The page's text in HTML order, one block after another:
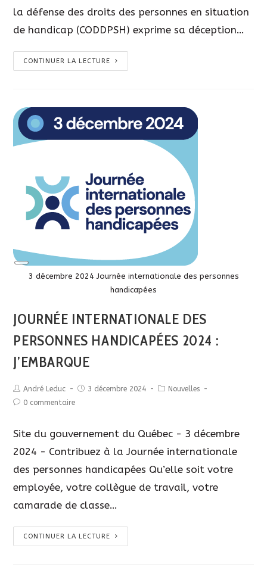
la défense des droits des personnes en situation
de handicap (CODDPSH) exprime sa déception…
CONTINUER LA LECTURE
Long
Description
3 décembre 2024 Journée internationale des personnes
handicapées
JOURNÉE INTERNATIONALE DES
PERSONNES HANDICAPÉES 2024 :
J’EMBARQUE
André Leduc 3 décembre 2024
Nouvelles
0 commentaire
Site du gouvernement du Québec - 3 décembre
2024 - Contribuez à la Journée internationale
des personnes handicapées Qu’elle soit votre
employée, votre collègue de travail, votre
camarade de classe…
CONTINUER LA LECTURE